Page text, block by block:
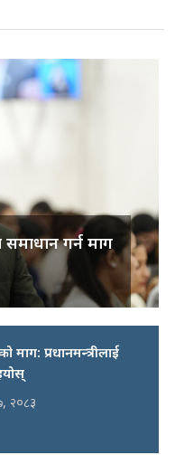
समाधान गर्न माग
माग: प्रधानमन्त्रीलाई
२०८३